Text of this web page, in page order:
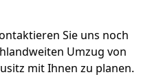
Sie uns noch
Umzug von
mit Ihnen zu planen.